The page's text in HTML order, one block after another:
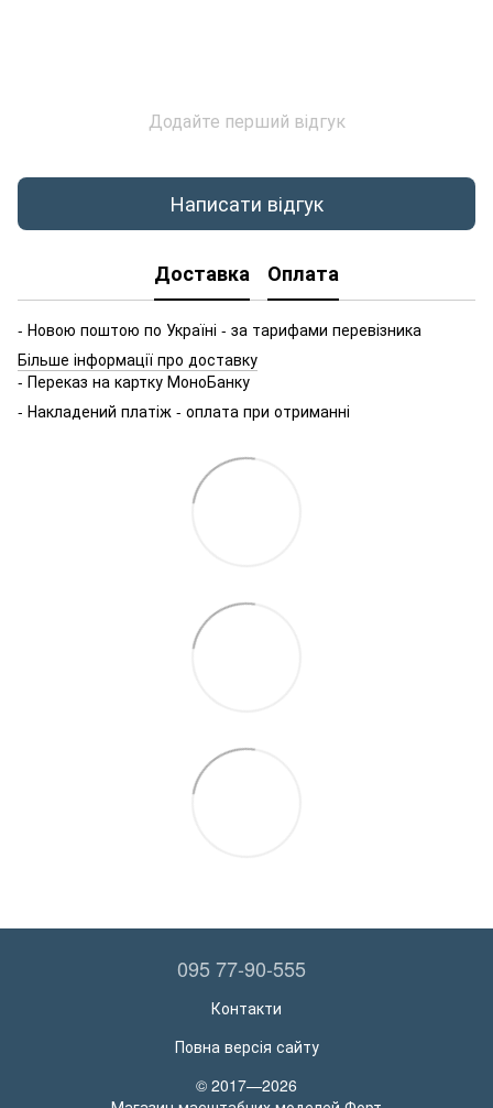
Додайте перший відгук
Написати відгук
Доставка Оплата
- Новою поштою по Україні - за тарифами перевізника
Більше інформації про доставку
- Переказ на картку МоноБанку
- Накладений платіж - оплата при отриманні
095 77-90-555
Контакти
Повна версія сайту
© 2017—2026